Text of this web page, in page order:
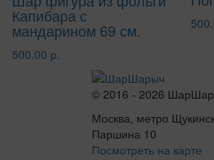
Капибара с
мандарином 69 см.
500.00 р.
© 2016 - 2026
Москва, метро
Паршина 10
Посмотреть на карте